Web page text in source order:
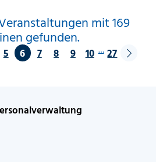
mit 169
gefunden.
5 6 7 8 9 10 … 27